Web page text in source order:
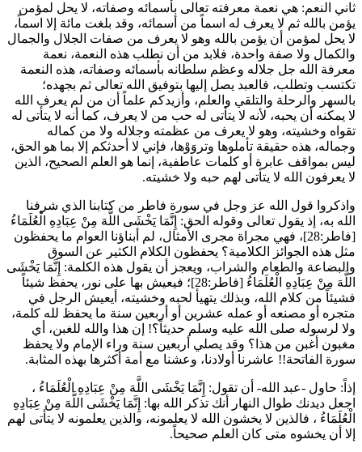
ثاني النعم: هي نعمة معرفته تعالى بأسمائه وصفاته، لا يحل لمؤمن
يؤمن بالله ثم لا يعرف له اسماً من أسمائه، وقد بلغت مائة إلا اسماً،
لا يحل لمؤمن أن يؤمن بالله وهو لا يعرف من صفات الجلال والجمال
والكمال ولا صفة واحدة، فلابد من أن نطلب هذه النعمة، نعمة
معرفة الله جل جلاله وعظم سلطانه بأسمائه وصفاته، هذه النعمة
تكتسب وتطلب، فالعبد يصل إليها بتوفيق الله تعالى ثم بجهده؛
بالسهر والرحلة والتلقي والعلم، وأزيدكم علماً أن من لم يعرف الله
لا يمكنه أن يحبه، لأنه لا يتأتى له حب من لا يعرف، كما أنه لا يتأتى له
تقواه وخشيته، وهو لا يعرف من عظمته وجلاله ولا من كماله
وجماله، هذه حقيقة تأملوها وتروَوْها، فإني لا أحدثكم إلا بما هو الحق،
ليس بمواقف عابرة أو كلمات عاطفية، إنما هو العلم الصحيح، الذين
لا يعرفون الله لا يتأتى لهم حبه ولا خشيته.
واذكروا قول الله عز وجل في سورة فاطر من كتابنا الذي شرفنا
الله به، إذ يقول تعالى وقوله الحق: إِنَّمَا يَخْشَى اللَّهَ مِنْ عِبَادِهِ الْعُلَمَاءُ
[فاطر:28]، فهي مجراة مجرى الأمثال، لم أبناؤنا العوام ما يحفظون
مثل هذه الجوائز الكلامية؟ يحفظون الكلام الكثير عن السوق
والبضاعة والطعام والشراب، ويعجز أن يقول هذه الكلمة: إِنَّمَا يَخْشَى
اللَّهَ مِنْ عِبَادِهِ الْعُلَمَاءُ
[فاطر:28]؛ فيعيش بها على نور، يحفظ شيئاً
فشيئاً من كلام الله، وبذلك يتهيأ لحبه وخشيته، أيعيش الرجل في
متجره أو مصنعه أو عمله عشرين أو أربعين سنة ما يحفظ لله كلمة،
ولا لرسوله صلى الله عليه وسلم حديثاً؟! إن هذا والله للغبن، أي
مغبون أغبن من هذا؟ وقد يصلي أربعين سنة وراء الإمام ولا يحفظ
سورة الفاتحة!! عاشرنا أولادنا، وعشنا مع أمة أكثرها بهذه المثابة.
إذاً: حاول -عبد الله- أن تقول: إِنَّمَا يَخْشَى اللَّهَ مِنْ عِبَادِهِ الْعُلَمَاءُ ،
اجعل ديدنك طوال النهار أنك تذكر الله بها: إِنَّمَا يَخْشَى اللَّهَ مِنْ عِبَادِهِ
الْعُلَمَاءُ ، فالذين لا يخشون الله لا يعلمونه، والذين يعلمونه لا يتأتى لهم
إلا أن يخشوه متى كان العلم صحيحاً.